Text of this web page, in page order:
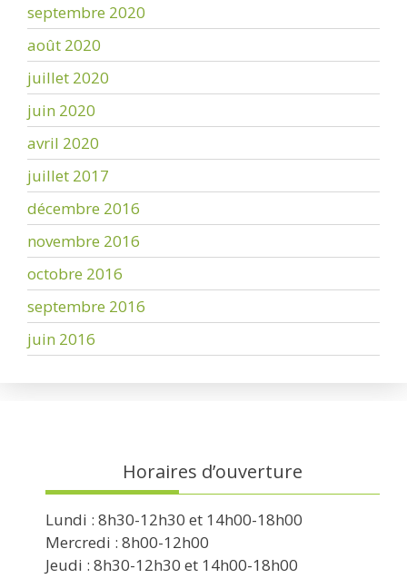
septembre 2020
août 2020
juillet 2020
juin 2020
avril 2020
juillet 2017
décembre 2016
novembre 2016
octobre 2016
septembre 2016
juin 2016
Horaires d’ouverture
Lundi : 8h30-12h30 et 14h00-18h00
Mercredi : 8h00-12h00
Jeudi : 8h30-12h30 et 14h00-18h00